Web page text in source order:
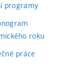
programy
roku
práce